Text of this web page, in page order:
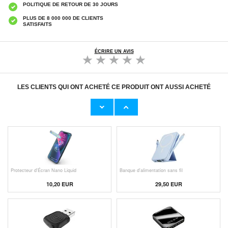
POLITIQUE DE RETOUR DE 30 JOURS
PLUS DE 8 000 000 DE CLIENTS
SATISFAITS
ÉCRIRE UN AVIS
LES CLIENTS QUI ONT ACHETÉ CE PRODUIT ONT AUSSI ACHETÉ
Câble Apple Lightning d'Origin
Protecteur d'Écran Nano Liquid
10,20 EUR
Banque d'alimentation sans fil
29,50 EUR